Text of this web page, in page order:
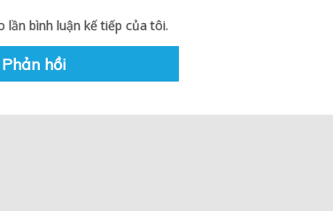
bình luận kế tiếp của tôi.